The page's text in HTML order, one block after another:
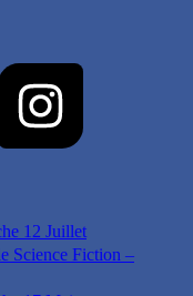
12 Juillet
Science Fiction –